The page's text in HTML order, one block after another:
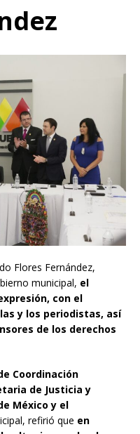
Flores Fernández,
municipal, el
con el
y los periodistas, así
de los derechos
Coordinación
de Justicia y
México y el
refirió que en